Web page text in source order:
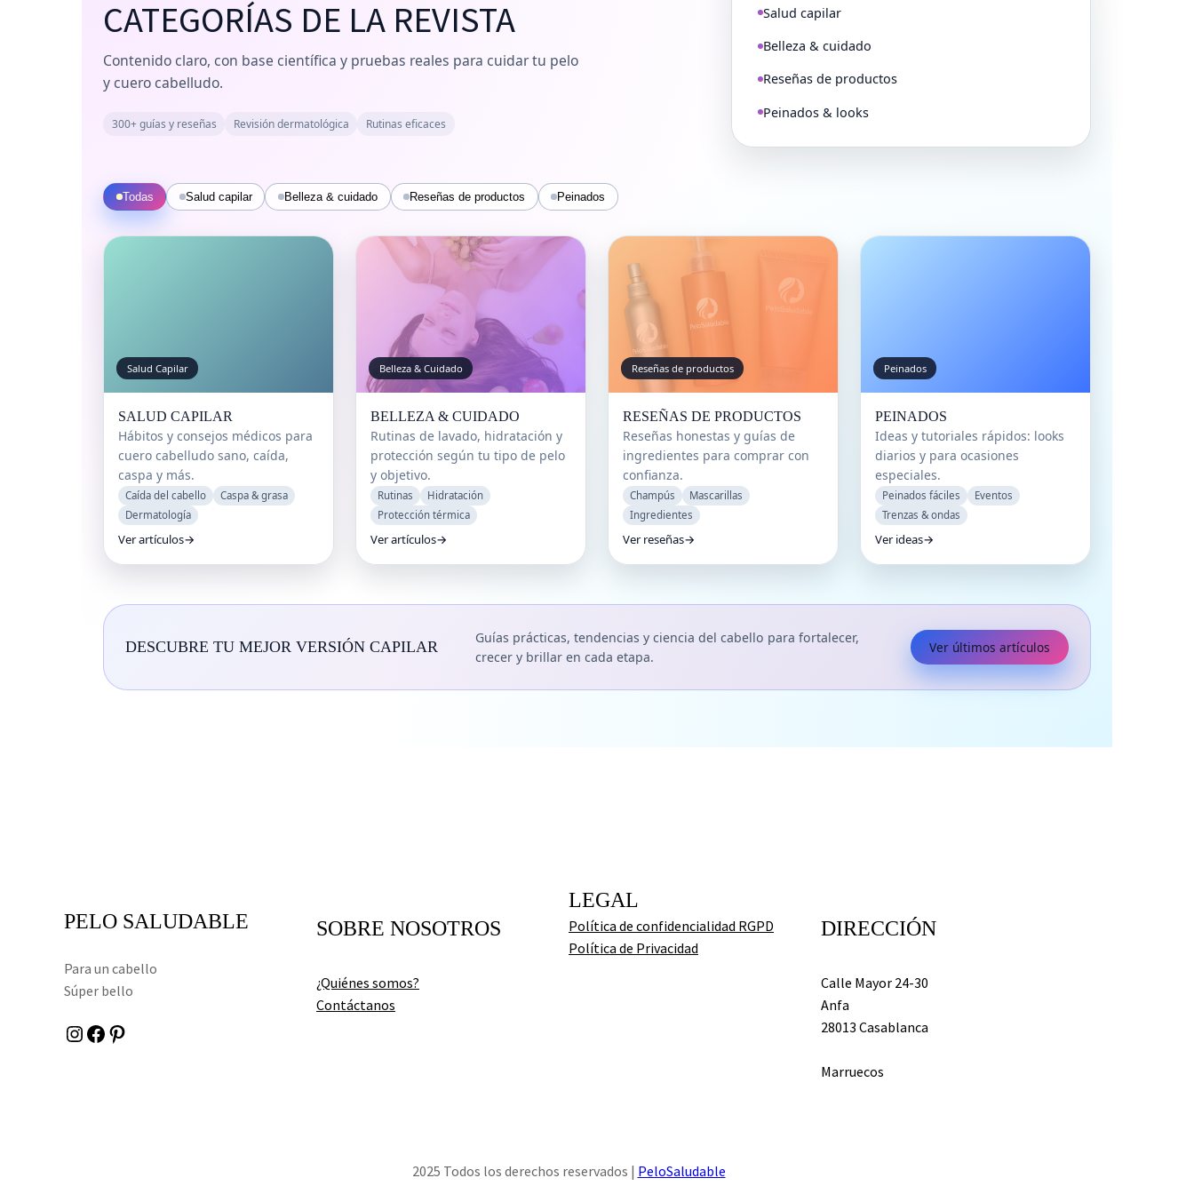
CATEGORÍAS DE LA REVISTA
Contenido claro, con base científica y pruebas reales para cuidar tu pelo
y cuero cabelludo.
300+ guías y reseñas Revisión dermatológica Rutinas eficaces
Salud capilar
Belleza & cuidado
Reseñas de productos
Peinados & looks
Todas Salud capilar Belleza & cuidado Reseñas de productos Peinados
Salud Capilar
SALUD CAPILAR
Hábitos y consejos médicos para
cuero cabelludo sano, caída,
caspa y más.
Caída del cabello
Caspa & grasa
Dermatología
Ver artículos→
Belleza & Cuidado
BELLEZA & CUIDADO
Rutinas de lavado, hidratación y
protección según tu tipo de pelo
y objetivo.
Rutinas
Hidratación
Protección térmica
Ver artículos→
Reseñas de productos
RESEÑAS DE PRODUCTOS
Reseñas honestas y guías de
ingredientes para comprar con
confianza.
Champús
Mascarillas
Ingredientes
Ver reseñas→
Peinados
PEINADOS
Ideas y tutoriales rápidos: looks
diarios y para ocasiones
especiales.
Peinados fáciles
Eventos
Trenzas & ondas
Ver ideas→
DESCUBRE TU MEJOR VERSIÓN CAPILAR
Guías prácticas, tendencias y ciencia del cabello para fortalecer,
crecer y brillar en cada etapa.
Ver últimos artículos
PELO SALUDABLE
Para un cabello
Súper bello
Instagram Facebook Pinterest
SOBRE NOSOTROS
¿Quiénes somos?
Contáctanos
LEGAL
Política de confidencialidad RGPD
Política de Privacidad
DIRECCIÓN
Calle Mayor 24-30
Anfa
28013 Casablanca
Marruecos
2025 Todos los derechos reservados | PeloSaludable